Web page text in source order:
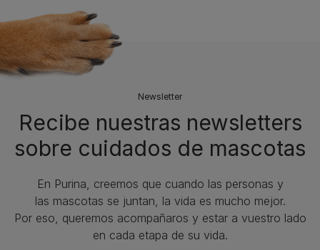
Newsletter
Recibe nuestras newsletters
sobre cuidados de mascotas​
En Purina, creemos que cuando las personas y
las mascotas se juntan, la vida es mucho mejor.
Por eso, queremos acompañaros y estar a vuestro lado
en cada etapa de su vida.​